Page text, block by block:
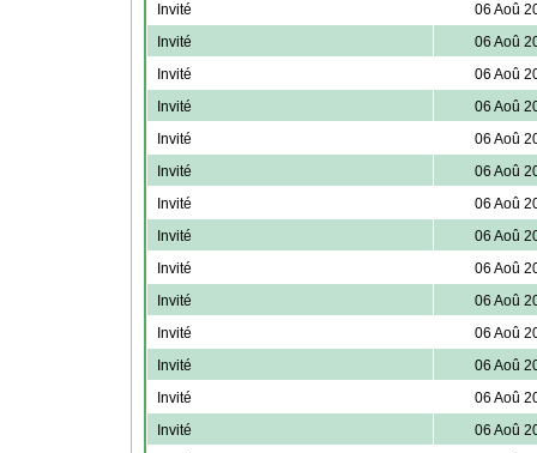
Invité
06 Aoû
Invité
06 Aoû
Invité
06 Aoû
Invité
06 Aoû
Invité
06 Aoû
Invité
06 Aoû
Invité
06 Aoû
Invité
06 Aoû
Invité
06 Aoû
Invité
06 Aoû
Invité
06 Aoû
Invité
06 Aoû
Invité
06 Aoû
Invité
06 Aoû